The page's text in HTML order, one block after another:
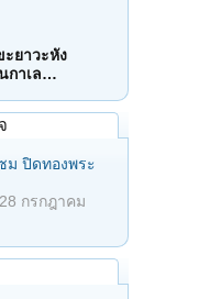
ยาวะหัง
กาเล…
ม ปิดทองพระ
28 กรกฎาคม